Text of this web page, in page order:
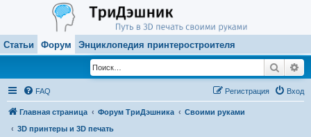
Статьи Форум Энциклопедия принтеростроителя
Поиск
FAQ Вход
Регистрация
Главная страница Форум ТриДэшника
Своими руками
3D принтеры и 3D печать